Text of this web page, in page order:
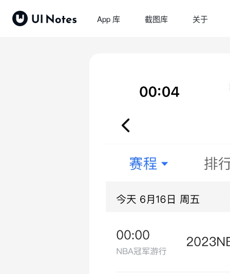
App 库 截图库 关于